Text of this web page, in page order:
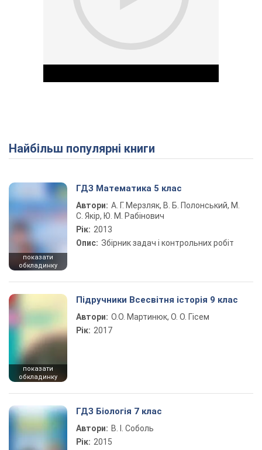
Play Video
Найбільш популярні книги
показати
обкладинку
ГДЗ Математика 5 клас
Автори: А. Г. Мерзляк, В. Б. Полонський, М.
С. Якір, Ю. М. Рабінович
Рік: 2013
Опис: Збірник задач і контрольних робіт
показати
обкладинку
Підручники Всесвітня історія 9 клас
Автори: О.О. Мартинюк, О. О. Гісем
Рік: 2017
ГДЗ Біологія 7 клас
Автори: В. І. Соболь
Рік: 2015